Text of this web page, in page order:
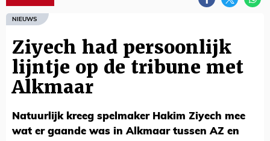
NIEUWS
Ziyech had persoonlijk
lijntje op de tribune met
Alkmaar
Natuurlijk kreeg spelmaker Hakim Ziyech mee
wat er gaande was in Alkmaar tussen AZ en